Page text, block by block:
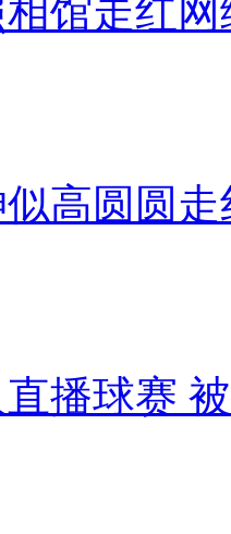
馆走红网
高圆圆走
播球赛